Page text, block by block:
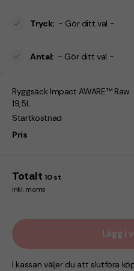
Tryck: - Gör ditt val -
Antal: - Gör ditt val -
Ryggsäck Impact AWARE™ Raw
19,5L
Startkostnad
Pris
Totalt 10 st
inkl. moms
Lägg i
I kassan väljer du att slutföra